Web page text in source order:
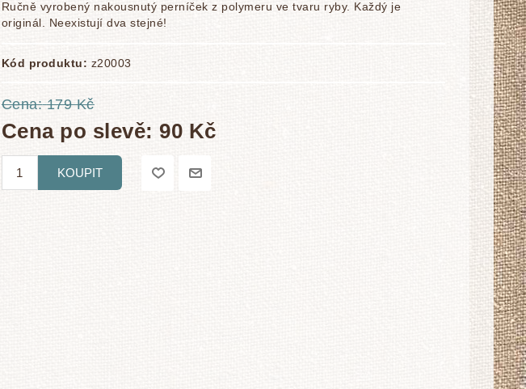
Ručně vyrobený nakousnutý perníček z polymeru ve tvaru ryby. Každý je
originál. Neexistují dva stejné!
Kód produktu: z20003
Cena: 179 Kč
Cena po slevě: 90 Kč
KOUPIT